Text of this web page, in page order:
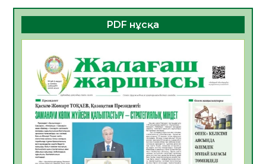
06.08.2026
32 0
ҚҰРЫЛТАЙ САЙЛАУЫ – БОЛАШАҚҚА
БАСТАР ЖАУАПТЫ ТАҢДАУ
06.08.2026
Инфекциялық ауруларға қарсы иммундау
жұмыстарының тиімділігі
06.08.2026
36
Көкжөтел ауруы туралы
06.08.2026
33
PDF нұсқа